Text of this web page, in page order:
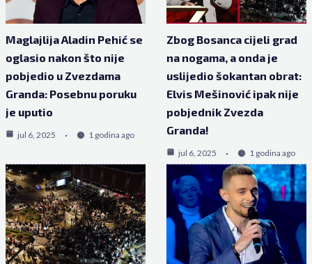
Maglajlija Aladin Pehić se
oglasio nakon što nije
pobjedio u Zvezdama
Granda: Posebnu poruku
je uputio
jul 6, 2025 1 godina ago
Zbog Bosanca cijeli grad
na nogama, a onda je
uslijedio šokantan obrat:
Elvis Mešinović ipak nije
pobjednik Zvezda
Granda!
jul 6, 2025 1 godina ago